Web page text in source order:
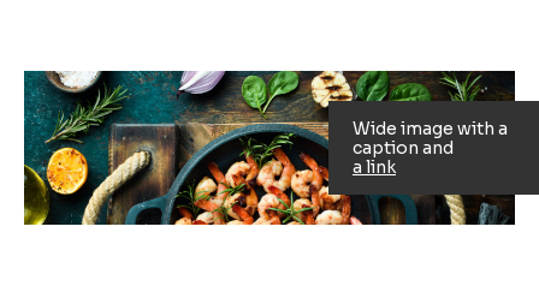
Wide image with a
caption and
a link